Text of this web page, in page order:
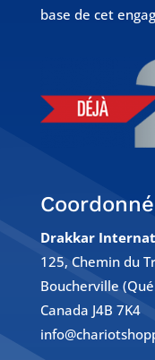
base de cet
Drakkar
125, Chemin du
Boucherville
Canada J4B 7K4